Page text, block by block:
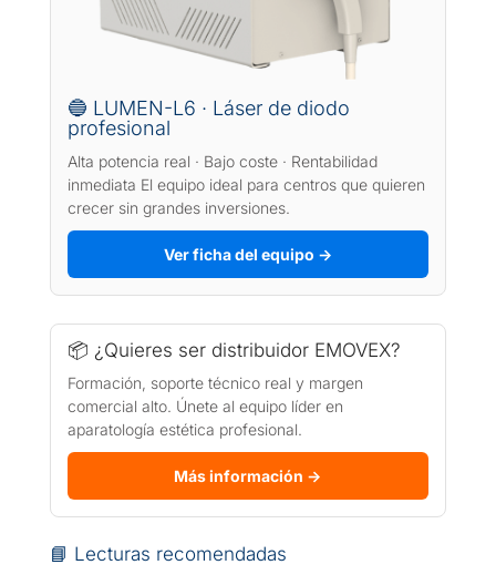
🔵 LUMEN-L6 · Láser de diodo
profesional
Alta potencia real · Bajo coste · Rentabilidad
inmediata El equipo ideal para centros que quieren
crecer sin grandes inversiones.
Ver ficha del equipo →
📦 ¿Quieres ser distribuidor EMOVEX?
Formación, soporte técnico real y margen
comercial alto. Únete al equipo líder en
aparatología estética profesional.
Más información →
📘 Lecturas recomendadas